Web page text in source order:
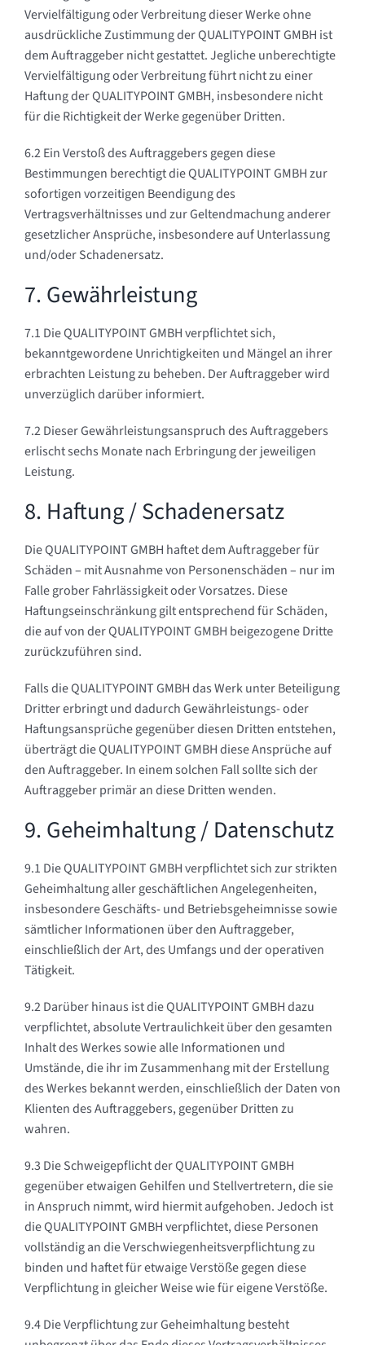
Vervielfältigung oder Verbreitung dieser Werke ohne
ausdrückliche Zustimmung der QUALITYPOINT GMBH ist
dem Auftraggeber nicht gestattet. Jegliche unberechtigte
Vervielfältigung oder Verbreitung führt nicht zu einer
Haftung der QUALITYPOINT GMBH, insbesondere nicht
für die Richtigkeit der Werke gegenüber Dritten.
6.2 Ein Verstoß des Auftraggebers gegen diese
Bestimmungen berechtigt die QUALITYPOINT GMBH zur
sofortigen vorzeitigen Beendigung des
Vertragsverhältnisses und zur Geltendmachung anderer
gesetzlicher Ansprüche, insbesondere auf Unterlassung
und/oder Schadenersatz.
7. Gewährleistung
7.1 Die QUALITYPOINT GMBH verpflichtet sich,
bekanntgewordene Unrichtigkeiten und Mängel an ihrer
erbrachten Leistung zu beheben. Der Auftraggeber wird
unverzüglich darüber informiert.
7.2 Dieser Gewährleistungsanspruch des Auftraggebers
erlischt sechs Monate nach Erbringung der jeweiligen
Leistung.
8. Haftung / Schadenersatz
Die QUALITYPOINT GMBH haftet dem Auftraggeber für
Schäden – mit Ausnahme von Personenschäden – nur im
Falle grober Fahrlässigkeit oder Vorsatzes. Diese
Haftungseinschränkung gilt entsprechend für Schäden,
die auf von der QUALITYPOINT GMBH beigezogene Dritte
zurückzuführen sind.
Falls die QUALITYPOINT GMBH das Werk unter Beteiligung
Dritter erbringt und dadurch Gewährleistungs- oder
Haftungsansprüche gegenüber diesen Dritten entstehen,
überträgt die QUALITYPOINT GMBH diese Ansprüche auf
den Auftraggeber. In einem solchen Fall sollte sich der
Auftraggeber primär an diese Dritten wenden.
9. Geheimhaltung / Datenschutz
9.1 Die QUALITYPOINT GMBH verpflichtet sich zur strikten
Geheimhaltung aller geschäftlichen Angelegenheiten,
insbesondere Geschäfts- und Betriebsgeheimnisse sowie
sämtlicher Informationen über den Auftraggeber,
einschließlich der Art, des Umfangs und der operativen
Tätigkeit.
9.2 Darüber hinaus ist die QUALITYPOINT GMBH dazu
verpflichtet, absolute Vertraulichkeit über den gesamten
Inhalt des Werkes sowie alle Informationen und
Umstände, die ihr im Zusammenhang mit der Erstellung
des Werkes bekannt werden, einschließlich der Daten von
Klienten des Auftraggebers, gegenüber Dritten zu
wahren.
9.3 Die Schweigepflicht der QUALITYPOINT GMBH
gegenüber etwaigen Gehilfen und Stellvertretern, die sie
in Anspruch nimmt, wird hiermit aufgehoben. Jedoch ist
die QUALITYPOINT GMBH verpflichtet, diese Personen
vollständig an die Verschwiegenheitsverpflichtung zu
binden und haftet für etwaige Verstöße gegen diese
Verpflichtung in gleicher Weise wie für eigene Verstöße.
9.4 Die Verpflichtung zur Geheimhaltung besteht